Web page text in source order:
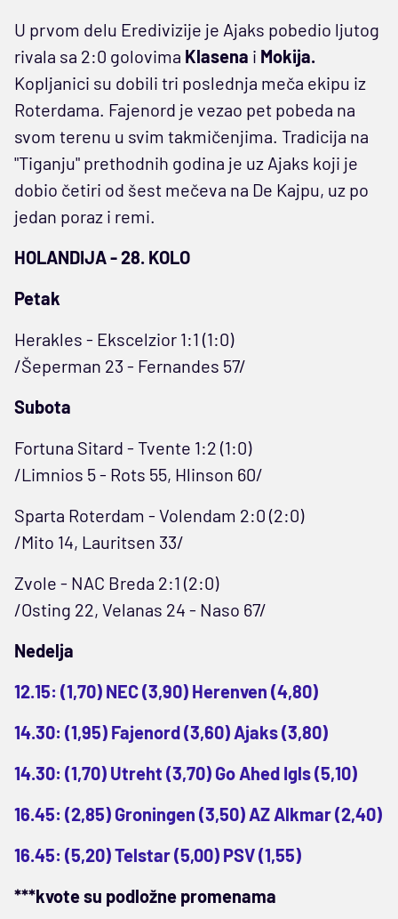
U prvom delu Eredivizije je Ajaks pobedio ljutog
rivala sa 2:0 golovima Klasena i Mokija.
Kopljanici su dobili tri poslednja meča ekipu iz
Roterdama. Fajenord je vezao pet pobeda na
svom terenu u svim takmičenjima. Tradicija na
"Tiganju" prethodnih godina je uz Ajaks koji je
dobio četiri od šest mečeva na De Kajpu, uz po
jedan poraz i remi.
HOLANDIJA - 28. KOLO
Petak
Herakles - Ekscelzior 1:1 (1:0)
/Šeperman 23 - Fernandes 57/
Subota
Fortuna Sitard - Tvente 1:2 (1:0)
/Limnios 5 - Rots 55, Hlinson 60/
Sparta Roterdam - Volendam 2:0 (2:0)
/Mito 14, Lauritsen 33/
Zvole - NAC Breda 2:1 (2:0)
/Osting 22, Velanas 24 - Naso 67/
Nedelja
12.15: (1,70) NEC (3,90) Herenven (4,80)
14.30: (1,95) Fajenord (3,60) Ajaks (3,80)
14.30: (1,70) Utreht (3,70) Go Ahed Igls (5,10)
16.45: (2,85) Groningen (3,50) AZ Alkmar (2,40)
16.45: (5,20) Telstar (5,00) PSV (1,55)
***kvote su podložne promenama